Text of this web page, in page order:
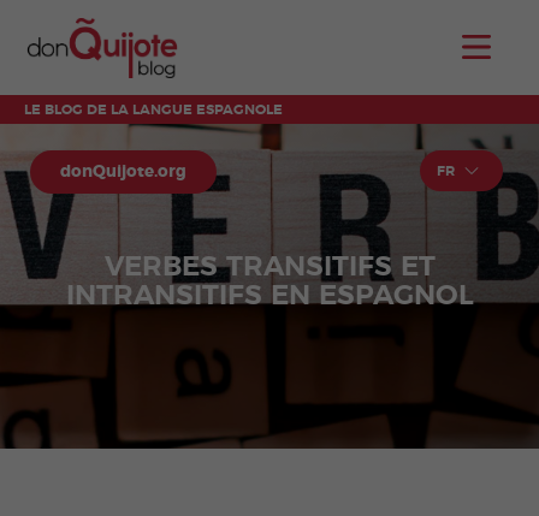
LE BLOG DE LA LANGUE ESPAGNOLE
donQuijote.org FR
VERBES TRANSITIFS ET
INTRANSITIFS EN ESPAGNOL